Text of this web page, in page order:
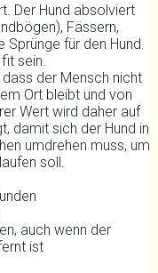
Der Hund absolviert
Fässern,
für den Hund.
sein.
der Mensch nicht
Ort bleibt und von
Wert wird daher auf
damit sich der Hund in
umdrehen muss, um
soll.
auch wenn der
ist